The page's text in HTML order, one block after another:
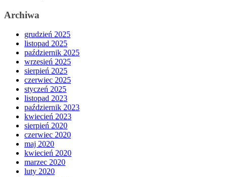
Archiwa
grudzień 2025
listopad 2025
październik 2025
wrzesień 2025
sierpień 2025
czerwiec 2025
styczeń 2025
listopad 2023
październik 2023
kwiecień 2023
sierpień 2020
czerwiec 2020
maj 2020
kwiecień 2020
marzec 2020
luty 2020